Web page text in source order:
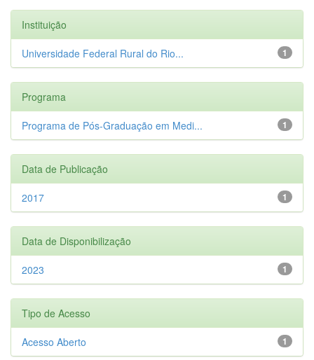
Instituição
1
Universidade Federal Rural do Rio...
Programa
1
Programa de Pós-Graduação em Medi...
Data de Publicação
1
2017
Data de Disponibilização
1
2023
Tipo de Acesso
1
Acesso Aberto